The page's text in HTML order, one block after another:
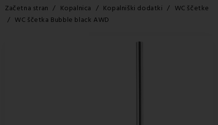
Začetna stran Kopalnica Kopalniški dodatki
WC ščetke
WC ščetka Bubble black AWD